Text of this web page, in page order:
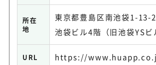
所在
地
東京都豊島区南池袋1-
池袋ビル4階（旧池袋YSビ
URL https://